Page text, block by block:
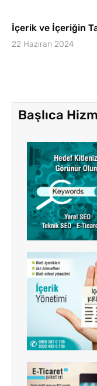
İçerik ve İçeriğin
22 Haziran 2024
Başlıca